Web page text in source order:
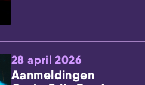
28 april 2026
Aanmeldingen